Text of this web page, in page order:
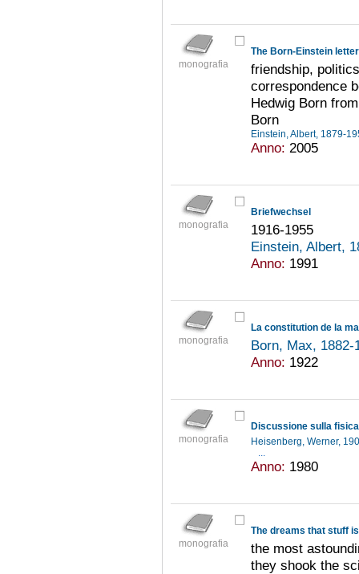
monografia
The Born-Einstein
friendship,
correspondence
Hedwig Born
Born
Einstein, Albert, 1879-
Anno: 2005
monografia
Briefwechsel
1916-1955
Einstein, Albert,
Anno: 1991
monografia
La constitution de la
Born, Max,
Anno: 1922
monografia
Discussione sulla
Heisenberg, Werner,
...
Anno: 1980
monografia
The dreams that stuff
the most
they shook the